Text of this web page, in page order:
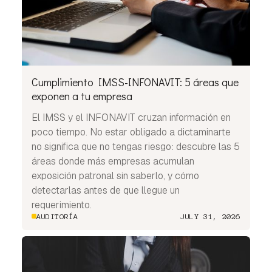
Cumplimiento IMSS-INFONAVIT: 5 áreas que
exponen a tu empresa
El IMSS y el INFONAVIT cruzan información en
poco tiempo. No estar obligado a dictaminarte
no significa que no tengas riesgo: descubre las 5
áreas donde más empresas acumulan
exposición patronal sin saberlo, y cómo
detectarlas antes de que llegue un
requerimiento.
AUDITORÍA JULY 31, 2026